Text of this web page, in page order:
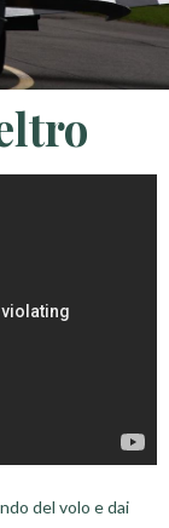
del volo e dai